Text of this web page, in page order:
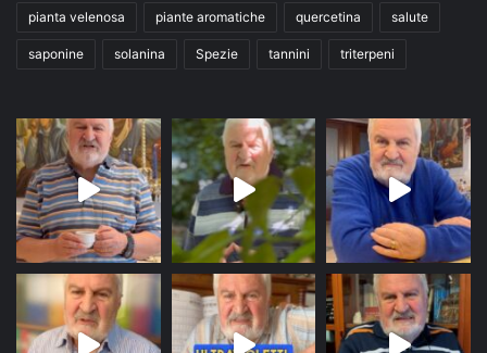
pianta velenosa piante aromatiche quercetina salute
saponine solanina Spezie tannini triterpeni